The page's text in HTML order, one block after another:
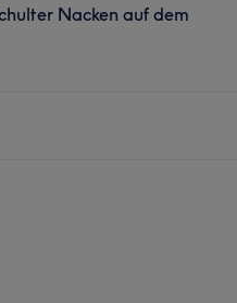
Nacken auf dem